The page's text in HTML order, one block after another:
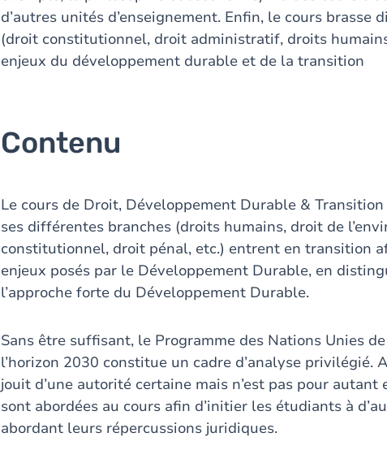
d’autres unités d’enseignement. Enfin, le cours brasse
(droit constitutionnel, droit administratif, droits
enjeux du développement durable et de la transition
Contenu
Le cours de Droit, Développement Durable &
ses différentes branches (droits humains, droit de
constitutionnel, droit pénal, etc.) entrent en transition
enjeux posés par le Développement Durable, en
l’approche forte du Développement Durable.
Sans être suffisant, le Programme des Nations Unies
l’horizon 2030 constitue un cadre d’analyse privilégié.
jouit d’une autorité certaine mais n’est pas pour
sont abordées au cours afin d’initier les étudiants à
abordant leurs répercussions juridiques.